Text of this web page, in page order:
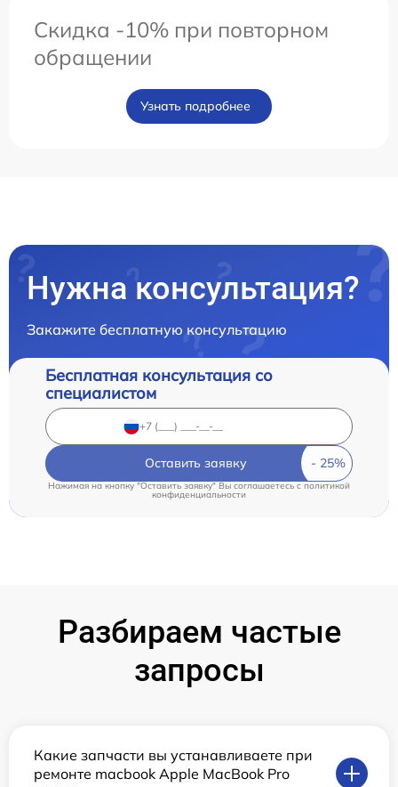
Скидка -10% при повторном
обращении
Узнать подробнее
Нужна консультация?
Закажите бесплатную консультацию
Бесплатная консультация со
специалистом
Оставить заявку
Нажимая на кнопку "Оставить заявку" Вы соглашаетесь cполитикой
конфиденциальности
Разбираем частые
запросы
Какие запчасти вы устанавливаете при
ремонте macbook Apple MacBook Pro